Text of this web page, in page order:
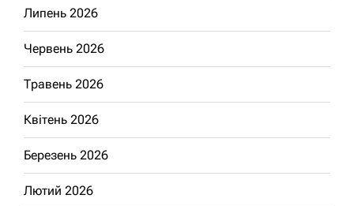
Липень 2026
Червень 2026
Травень 2026
Квітень 2026
Березень 2026
Лютий 2026